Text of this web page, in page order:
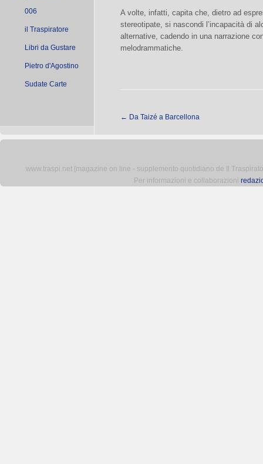
006
il Traspiratore
Libri da Gustare
Pietro d'Agostino
Sudate Carte
A volte, infatti, capita che, dietro ad
stereotipate, si nascondi l’incapacità di
alternative, cadendo in una narrazione
melodrammatiche.
← Da Taizé a Barcellona
www.traspi.net [magazine on line - supplemento quotidiano de Il
Per informazioni e collaborazioni